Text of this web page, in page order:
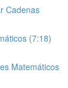
Cadenas
(7:18)
Matemáticos